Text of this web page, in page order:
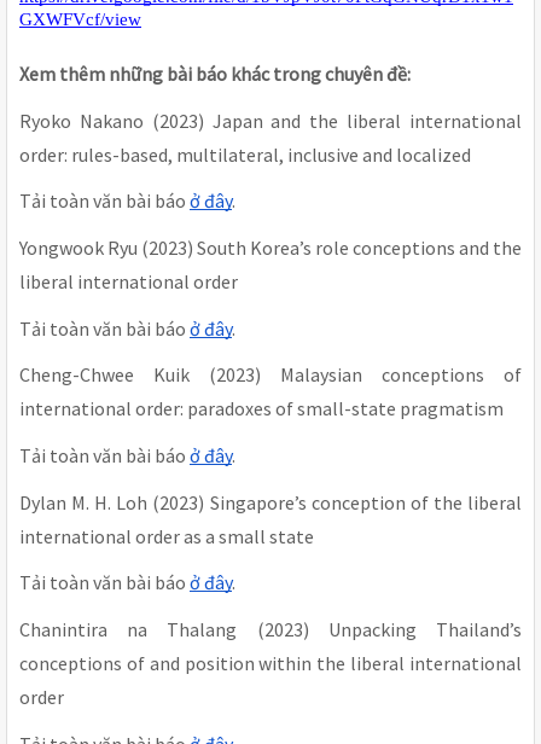
GXWFVcf/view
Xem thêm những bài báo khác trong chuyên đề:
Ryoko Nakano (2023) Japan and the liberal international
order: rules-based, multilateral, inclusive and localized
Tải toàn văn bài báo ở đây.
Yongwook Ryu (2023) South Korea’s role conceptions and the
liberal international order
Tải toàn văn bài báo ở đây.
Cheng-Chwee Kuik (2023) Malaysian conceptions of
international order: paradoxes of small-state pragmatism
Tải toàn văn bài báo ở đây.
Dylan M. H. Loh (2023) Singapore’s conception of the liberal
international order as a small state
Tải toàn văn bài báo ở đây.
Chanintira na Thalang (2023) Unpacking Thailand’s
conceptions of and position within the liberal international
order